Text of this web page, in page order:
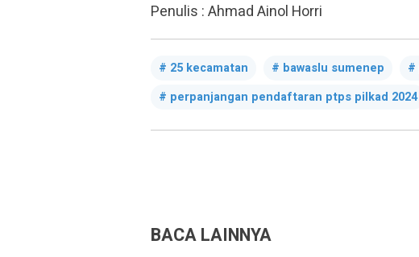
Penulis : Ahmad Ainol Horri
25 kecamatan bawaslu sumenep
perpanjangan pendaftaran ptps pilkad 2024
BACA LAINNYA